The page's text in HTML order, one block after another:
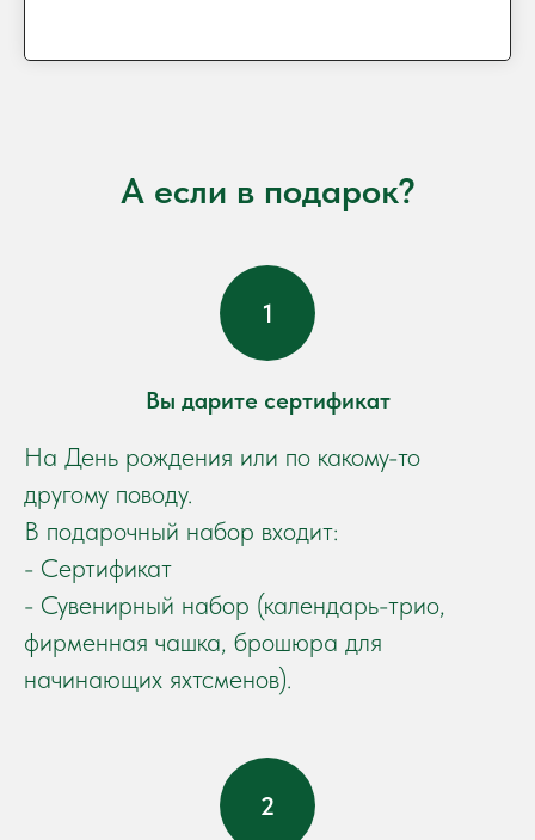
А если в подарок?
Вы дарите сертификат
На День рождения или по какому-то
другому поводу.
В подарочный набор входит:
- Сертификат
- Сувенирный набор (календарь-трио,
фирменная чашка, брошюра для
начинающих яхтсменов).